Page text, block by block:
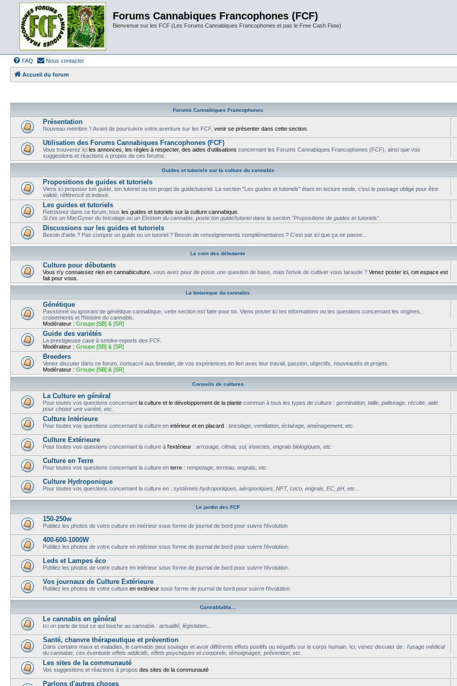
Forums Cannabiques Francophones (FCF)
Bienvenue sur les FCF (Les Forums Cannabiques Francophones et pas le Free Cash Flow)
FAQ Nous contacter
Accueil du forum
Forums Cannabiques Francophones
Présentation
Nouveau membre ? Avant de poursuivre votre aventure sur les FCF, venir se présenter dans cette section.
Utilisation des Forums Cannabiques Francophones (FCF)
Vous trouverez ici les annonces, les règles à respecter, des aides d'utilisations concernant les Forums Cannabiques Francophones (FCF), ainsi que vos
suggestions et réactions à propos de ces forums.
Guides et tutoriels sur la culture du cannabis
Propositions de guides et tutoriels
Viens ici proposer ton guide, ton tutoriel ou ton projet de guide/tutoriel. La section "Les guides et tutoriels" étant en lecture seule, c'est le passage obligé pour être
validé, référencé et indexé.
Les guides et tutoriels
Retrouvez dans ce forum, tous les guides et tutoriels sur la culture cannabique.
Si t'es un MacGyver du bricolage ou un Einstein du cannabis, poste ton guide/tutoriel dans la section "Propositions de guides et tutoriels".
Discussions sur les guides et tutoriels
Besoin d'aide ? Pas compris un guide ou un tutoriel ? Besoin de renseignements complémentaires ? C'est par ici que ça se passe...
Le coin des débutants
Culture pour débutants
Vous n'y connaissez rien en cannabiculture , vous avez peur de poser une question de base, mais l'envie de cultiver vous taraude ? Venez poster ici, cet espace est
fait pour vous.
La botanique du cannabis
Génétique
Passionné ou ignorant de génétique cannabique, cette section est faite pour toi. Viens poster ici tes informations ou tes questions concernant les origines,
croisements et l'histoire du cannabis.
Modérateur : Groupe [SB] & [SR]
Guide des variétés
La prestigieuse cave à smoke-reports des FCF.
Modérateur : Groupe [SB] & [SR]
Breeders
Venez discuter dans ce forum, consacré aux breeder, de vos expériences en lien avec leur travail, passion, objectifs, nouveautés et projets.
Modérateur : Groupe [SB] & [SR]
Conseils de cultures
La Culture en général
Pour toutes vos questions concernant la culture et le développement de la plante commun à tous les types de culture : germination, taille, palissage, récolte, aide
pour choisir une variété, etc.
Culture Intérieure
Pour toutes vos questions concernant la culture en intérieur et en placard : bricolage, ventilation, éclairage, aménagement, etc.
Culture Extérieure
Pour toutes vos questions concernant la culture à l'extérieur : arrosage, climat, sol, insectes, engrais biologiques, etc.
Culture en Terre
Pour toutes vos questions concernant la culture en terre : rempotage, terreau, engrais, etc.
Culture Hydroponique
Pour toutes vos questions concernant la culture en : systèmes hydroponiques, aéroponiques, NFT, coco, engrais, EC, pH, etc...
Le jardin des FCF
150-250w
Publiez les photos de votre culture en intérieur sous forme de journal de bord pour suivre l'évolution
400-600-1000W
Publiez les photos de votre culture en intérieur sous forme de journal de bord pour suivre l'évolution.
Leds et Lampes éco
Publiez les photos de votre culture en intérieur sous forme de journal de bord pour suivre l'évolution.
Vos journaux de Culture Extérieure
Publiez les photos de votre culture en extérieur sous forme de journal de bord pour suivre l'évolution.
Cannablabla...
Le cannabis en général
Ici on parle de tout ce qui touche au cannabis : actualité, législation...
Santé, chanvre thérapeutique et prévention
Dans certains maux et maladies, le cannabis peut soulager et avoir différents effets positifs ou négatifs sur le corps humain. Ici, venez discuter de : l'usage médical
du cannabis, ces éventuels effets addictifs, effets psychiques et corporels, témoignages, prévention, etc.
Les sites de la communauté
Vos suggestions et réactions à propos des sites de la communauté
Parlons d'autres choses